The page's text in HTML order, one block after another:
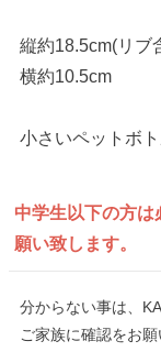
縦約18.5cm(リブ
横約10.5cm
小さいペットボ
中学生以下の方は
願い致します。
分からない事は、
ご家族に確認をお願